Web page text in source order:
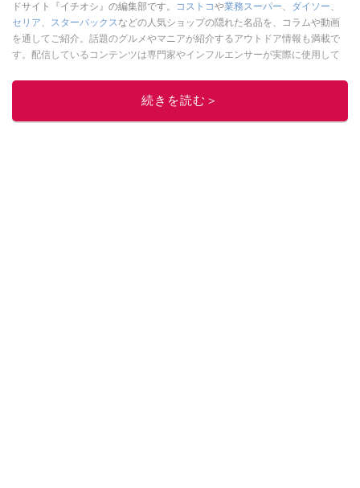
ドサイト『イチオシ』の編集部です。
コストコや業務スーパー、 ダイソー、
セリア、 スターバックスなどの人気ショップの隠れた名品を、コラムや動画
を通してご紹介。話題のグルメやマニアが紹介するアウトドア情報も満載で
す。配信しているコンテンツは専門家やインフルエンサーが実際に使用して
ニュースでフォロー
続きを読む＞